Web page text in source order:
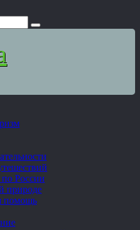
России
природе
помощь